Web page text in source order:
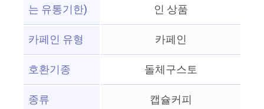
는 유통기한)
인 상품
카페인 유형
카페인
호환기종
돌체구스토
종류
캡슐커피